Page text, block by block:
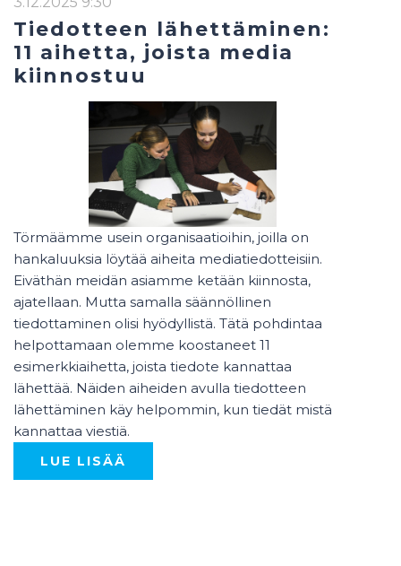
Tiedotteen lähettäminen:
11 aihetta, joista media
kiinnostuu
Törmäämme usein organisaatioihin, joilla on
hankaluuksia löytää aiheita mediatiedotteisiin.
Eiväthän meidän asiamme ketään kiinnosta,
ajatellaan. Mutta samalla säännöllinen
tiedottaminen olisi hyödyllistä. Tätä pohdintaa
helpottamaan olemme koostaneet 11
esimerkkiaihetta, joista tiedote kannattaa
lähettää. Näiden aiheiden avulla tiedotteen
lähettäminen käy helpommin, kun tiedät mistä
kannattaa viestiä.
LUE LISÄÄ